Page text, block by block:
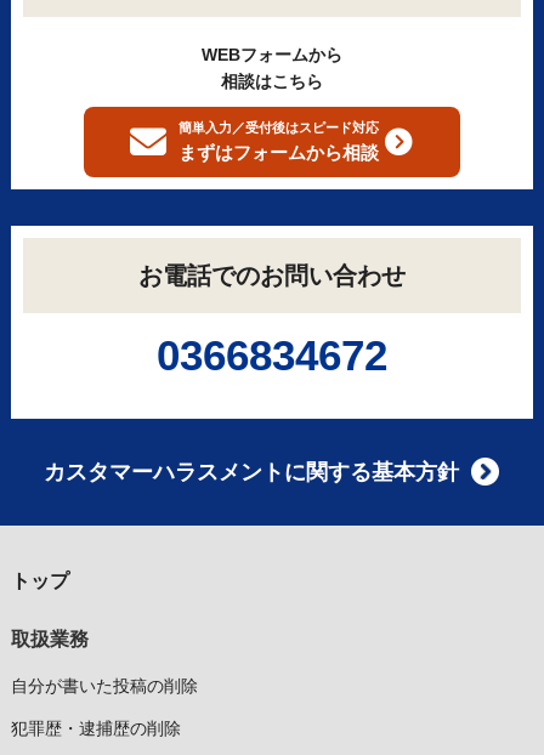
WEBフォームから
相談はこちら
簡単入力／受付後はスピード対応
まずはフォームから相談
お電話でのお問い合わせ
0366834672
カスタマーハラスメントに関する基本方針
トップ
取扱業務
自分が書いた投稿の削除
犯罪歴・逮捕歴の削除